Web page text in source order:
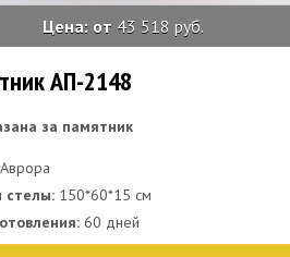
Цена: от 43 518 руб.
АП-2148
за памятник
Аврора
стелы: 150*60*15 см
60 дней